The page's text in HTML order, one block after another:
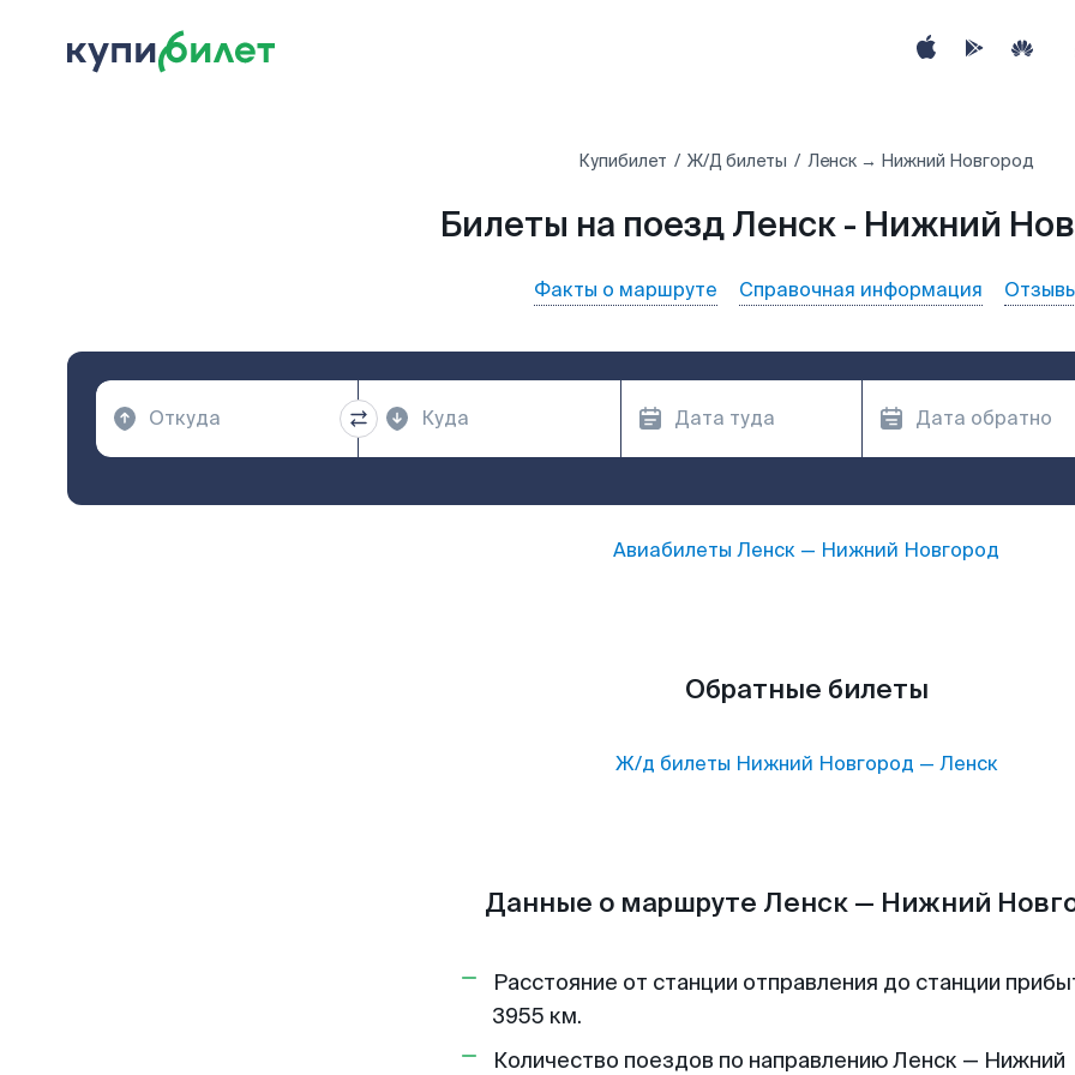
Купибилет Ж/Д билеты Ленск → Нижний Новгород
Билеты на поезд Ленск - Нижний
Факты о маршруте Справочная информация
Авиабилеты Ленск — Нижний Новгород
Обратные билеты
Ж/д билеты Нижний Новгород — Ленск
Данные о маршруте Ленск — Нижний
Расстояние от станции отправления до станции
3955 км.
Количество поездов по направлению Ленск — Нижний